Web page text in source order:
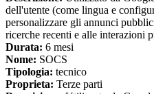
dell'utente (come lingua e
personalizzare gli annunci
ricerche recenti e alle interazioni
Durata: 6 mesi
Nome: SOCS
Tipologia: tecnico
Proprieta: Terze parti